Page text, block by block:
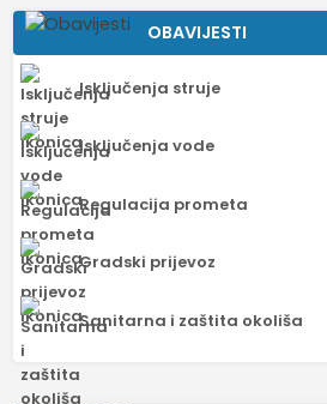
OBAVIJESTI
Isključenja struje
Isključenja vode
Regulacija prometa
Gradski prijevoz
Sanitarna i zaštita okoliša